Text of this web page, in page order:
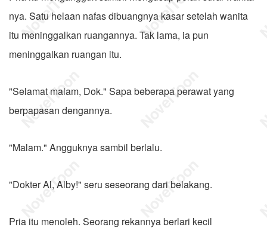
nya. Satu helaan nafas dibuangnya kasar setelah wanita
itu meninggalkan ruangannya. Tak lama, ia pun
meninggalkan ruangan itu.
"Selamat malam, Dok." Sapa beberapa perawat yang
berpapasan dengannya.
"Malam." Angguknya sambil berlalu.
"Dokter Al, Alby!" seru seseorang dari belakang.
Pria itu menoleh. Seorang rekannya berlari kecil